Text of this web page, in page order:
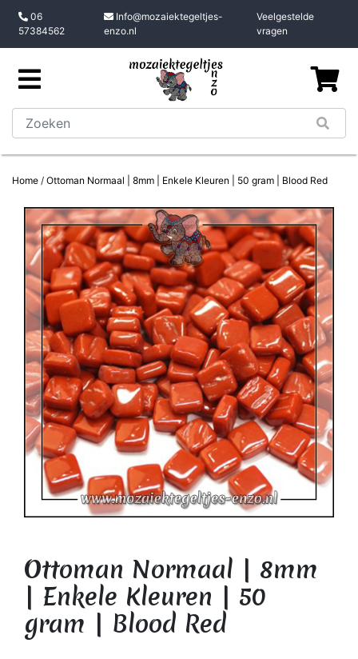
06
57384562
Info@mozaiektegeltjes-
enzo.nl
Veelgestelde
vragen
Home / Ottoman Normaal | 8mm | Enkele Kleuren | 50 gram | Blood Red
Ottoman Normaal | 8mm
| Enkele Kleuren | 50
gram | Blood Red